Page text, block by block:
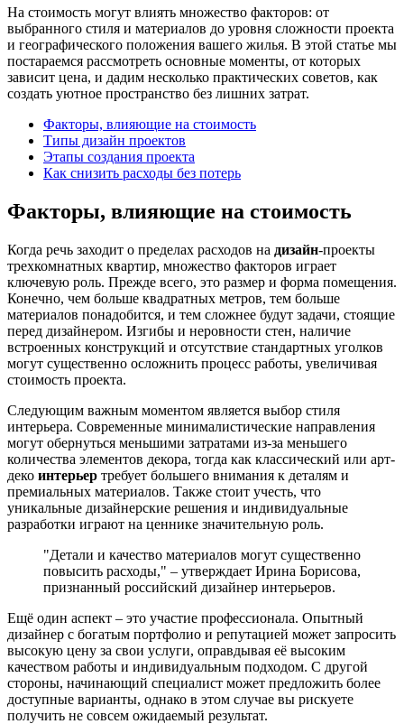
На стоимость могут влиять множество факторов: от
выбранного стиля и материалов до уровня сложности проекта
и географического положения вашего жилья. В этой статье мы
постараемся рассмотреть основные моменты, от которых
зависит цена, и дадим несколько практических советов, как
создать уютное пространство без лишних затрат.
Факторы, влияющие на стоимость
Типы дизайн проектов
Этапы создания проекта
Как снизить расходы без потерь
Факторы, влияющие на стоимость
Когда речь заходит о пределах расходов на дизайн-проекты
трехкомнатных квартир, множество факторов играет
ключевую роль. Прежде всего, это размер и форма помещения.
Конечно, чем больше квадратных метров, тем больше
материалов понадобится, и тем сложнее будут задачи, стоящие
перед дизайнером. Изгибы и неровности стен, наличие
встроенных конструкций и отсутствие стандартных уголков
могут существенно осложнить процесс работы, увеличивая
стоимость проекта.
Следующим важным моментом является выбор стиля
интерьера. Современные минималистические направления
могут обернуться меньшими затратами из-за меньшего
количества элементов декора, тогда как классический или арт-
деко интерьер требует большего внимания к деталям и
премиальных материалов. Также стоит учесть, что
уникальные дизайнерские решения и индивидуальные
разработки играют на ценнике значительную роль.
"Детали и качество материалов могут существенно
повысить расходы," – утверждает Ирина Борисова,
признанный российский дизайнер интерьеров.
Ещё один аспект – это участие профессионала. Опытный
дизайнер с богатым портфолио и репутацией может запросить
высокую цену за свои услуги, оправдывая её высоким
качеством работы и индивидуальным подходом. С другой
стороны, начинающий специалист может предложить более
доступные варианты, однако в этом случае вы рискуете
получить не совсем ожидаемый результат.